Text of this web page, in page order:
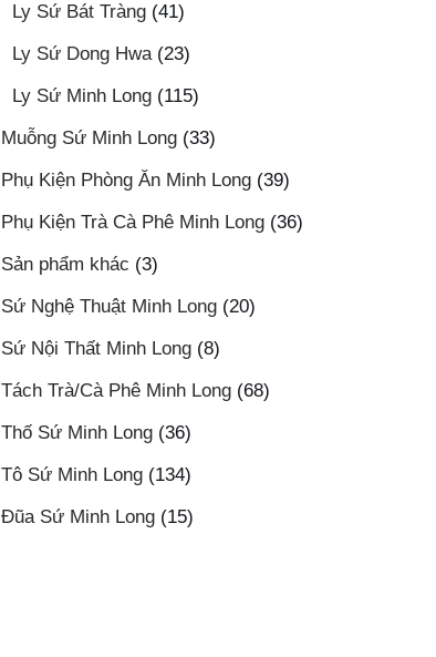
Ly Sứ Bát Tràng (41)
Ly Sứ Dong Hwa (23)
Ly Sứ Minh Long (115)
Muỗng Sứ Minh Long (33)
Phụ Kiện Phòng Ăn Minh Long (39)
Phụ Kiện Trà Cà Phê Minh Long (36)
Sản phẩm khác (3)
Sứ Nghệ Thuật Minh Long (20)
Sứ Nội Thất Minh Long (8)
Tách Trà/Cà Phê Minh Long (68)
Thố Sứ Minh Long (36)
Tô Sứ Minh Long (134)
Đũa Sứ Minh Long (15)